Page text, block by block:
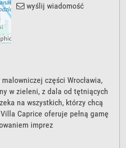
wyślij wiadomość
części Wrocławia,
w zieleni, z dala od tętniących
na wszystkich, którzy chcą
Caprice oferuje pełną gamę
imprez